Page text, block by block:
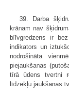
39. Darba
krānam nav
blīvgredzens ir
indikators un
nodrošināta
piejaukšanas
tīrā ūdens tvertni
līdzekļu jaukšanas